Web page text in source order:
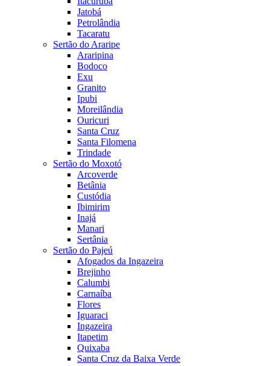
Jatobá
Petrolândia
Tacaratu
Sertão do Araripe
Araripina
Bodoco
Exu
Granito
Ipubi
Moreilândia
Ouricuri
Santa Cruz
Santa Filomena
Trindade
Sertão do Moxotó
Arcoverde
Betânia
Custódia
Ibimirim
Inajá
Manari
Sertânia
Sertão do Pajeú
Afogados da Ingazeira
Brejinho
Calumbi
Carnaíba
Flores
Iguaraci
Ingazeira
Itapetim
Quixaba
Santa Cruz da Baixa Verde